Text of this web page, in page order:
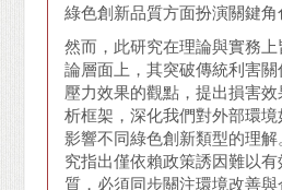
綠色創新品質方面扮演關鍵角
然而，此研究在理論與實務
論層面上，其突破傳統利害
壓力效果的觀點，提出損害
析框架，深化我們對外部環境
影響不同綠色創新類型的理
究指出僅依賴政策誘因難以
質，必須同步關注環境改善